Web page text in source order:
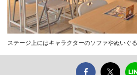
ステージ上にはキャラクターのソファやぬいぐ